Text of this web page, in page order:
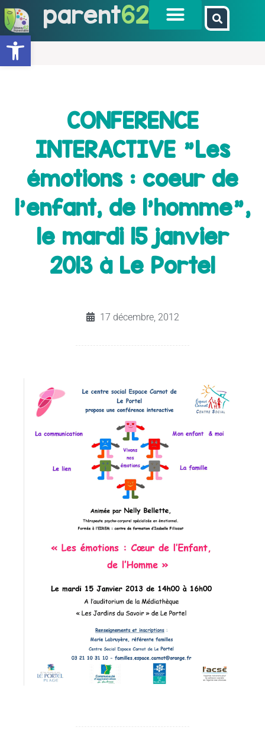
Ouvrir la barre d’outils
parent62
CONFERENCE
INTERACTIVE "Les
émotions : coeur de
l'enfant, de l'homme",
le mardi 15 janvier
2013 à Le Portel
17 décembre, 2012